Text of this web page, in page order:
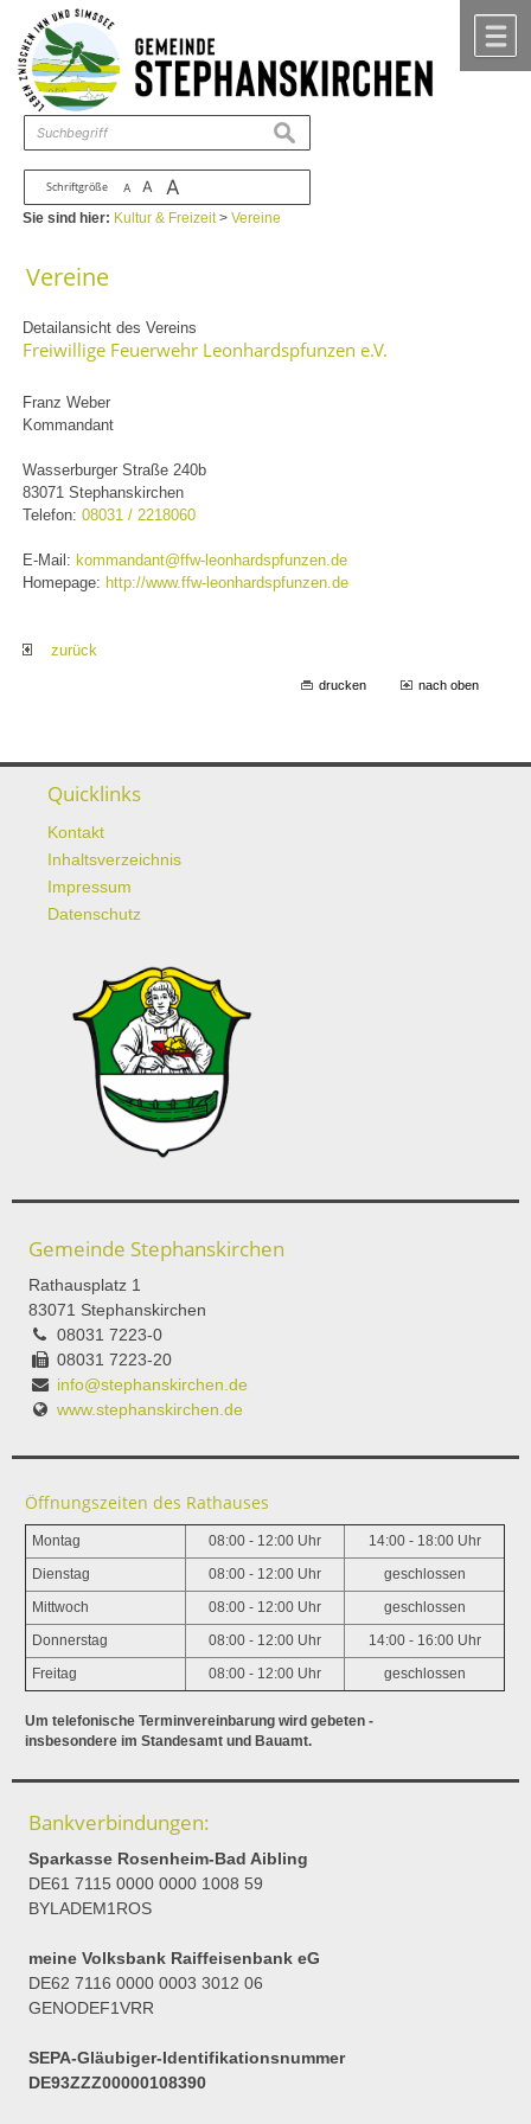
Zum Inhalt ,zur Navigation
Schriftgröße A A A
suchen
Sie sind hier: Kultur & Freizeit>Vereine
Vereine
Detailansicht des Vereins
Freiwillige Feuerwehr Leonhardspfunzen e.V.
Franz Weber
Kommandant
Wasserburger Straße 240b
83071 Stephanskirchen
Telefon:08031 / 2218060
E-Mail: kommandant@ffw-leonhardspfunzen.de
Homepage: http://www.ffw-leonhardspfunzen.de
zurück
drucken nach oben
Quicklinks
Kontakt
Inhaltsverzeichnis
Impressum
Datenschutz
Gemeinde Stephanskirchen
Rathausplatz 1
83071 Stephanskirchen
08031 7223-0
08031 7223-20
info@stephanskirchen.de
www.stephanskirchen.de
Öffnungszeiten des Rathauses
Montag 08:00 - 12:00 Uhr 14:00 - 18:00 Uhr
Dienstag 08:00 - 12:00 Uhr geschlossen
Mittwoch 08:00 - 12:00 Uhr geschlossen
Donnerstag 08:00 - 12:00 Uhr 14:00 - 16:00 Uhr
Freitag 08:00 - 12:00 Uhr geschlossen
Um telefonische Terminvereinbarung wird gebeten -
insbesondere im Standesamt und Bauamt.
Bankverbindungen:
Sparkasse Rosenheim-Bad Aibling
DE61 7115 0000 0000 1008 59
BYLADEM1ROS
meine Volksbank Raiffeisenbank eG
DE62 7116 0000 0003 3012 06
GENODEF1VRR
SEPA-Gläubiger-Identifikationsnummer
DE93ZZZ00000108390